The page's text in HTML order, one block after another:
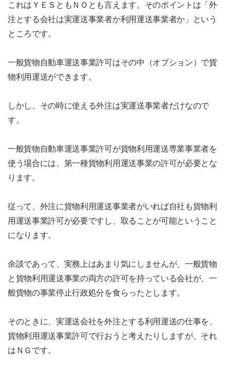
これはＹＥＳともＮＯとも言えます。そのポイントは「外
注とする会社は実運送事業者か利用運送事業者か」という
ところです。
一般貨物自動車運送事業許可はその中（オプション）で貨
物利用運送ができます。
しかし、その時に使える外注は実運送事業者だけなので
す。
一般貨物自動車運送事業許可が貨物利用運送専業事業者を
使う場合には、第一種貨物利用運送事業の許可が必要とな
ります。
従って、外注に貨物利用運送事業者がいれば自社も貨物利
用運送事業許可が必要ですし、取ることが可能ということ
になります。
余談であって、実務上はあまり気にしませんが、一般貨物
と貨物利用運送事業の両方の許可を持っている会社が、一
般貨物の事業停止行政処分を食らったとします。
そのときに、実運送会社を外注とする利用運送の仕事を、
貨物利用運送事業許可で行おうと考えたりしますが、それ
はＮＧです。